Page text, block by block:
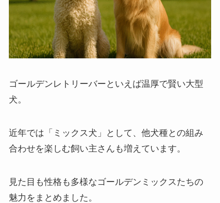
ゴールデンレトリーバーといえば温厚で賢い大型
犬。
近年では「ミックス犬」として、他犬種との組み
合わせを楽しむ飼い主さんも増えています。
見た目も性格も多様なゴールデンミックスたちの
魅力をまとめました。